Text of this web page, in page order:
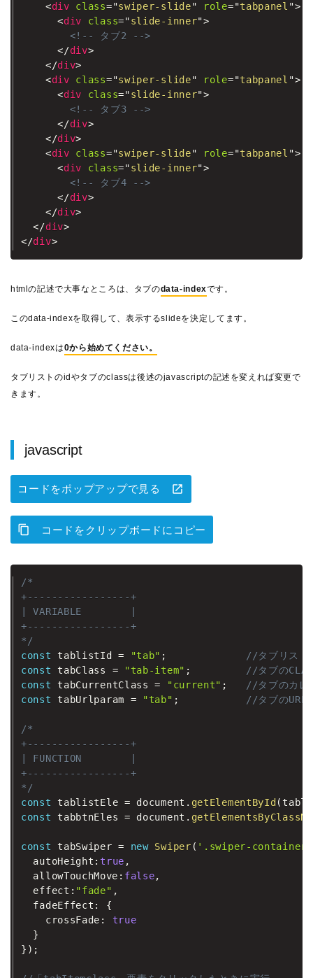
<div class="swiper-slide" role="tabpanel ">
<div class="slide-inner">
<!-- タブ2 -->
</div>
</div>
<div class="swiper-slide" role="tabpanel ">
<div class="slide-inner">
<!-- タブ3 -->
</div>
</div>
<div class="swiper-slide" role="tabpanel ">
<div class="slide-inner">
<!-- タブ4 -->
</div>
</div>
</div>
</div>
htmlの記述で大事なところは、タブのdata-indexです。
このdata-indexを取得して、表示するslideを決定してます。
data-indexは0から始めてください。
タブリストのidやタブのclassは後述のjavascriptの記述を変えれば変更で
きます。
javascript
コードをポップアップで見る
コードをクリップボードにコピー
/*
+-----------------+
| VARIABLE        |
+-----------------+
*/
const tablistId = "tab" ;
//タブリスト
const tabClass = "tab-item" ;
//タブの
const tabCurrentClass = "current" ;
//タブのカレ
const tabUrlparam = "tab" ; //タブのURL
/*
+-----------------+
| FUNCTION        |
+-----------------+
*/
const tablistEle = document . getElementById (
const tabbtnEles = document .
const tabSwiper = new Swiper ( '.swiper-container'
  autoHeight
:true ,
  allowTouchMove
: false,
  effect
: "fade" ,
  fadeEffect
:
{
    crossFade
:
true
}
} ) ;